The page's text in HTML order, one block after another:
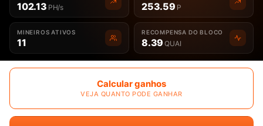
102.13 PH/s 253.59 P
MINEIROS ATIVOS
11
RECOMPENSA DO BLOCO
8.39 QUAI
Calcular ganhos
VEJA QUANTO PODE GANHAR